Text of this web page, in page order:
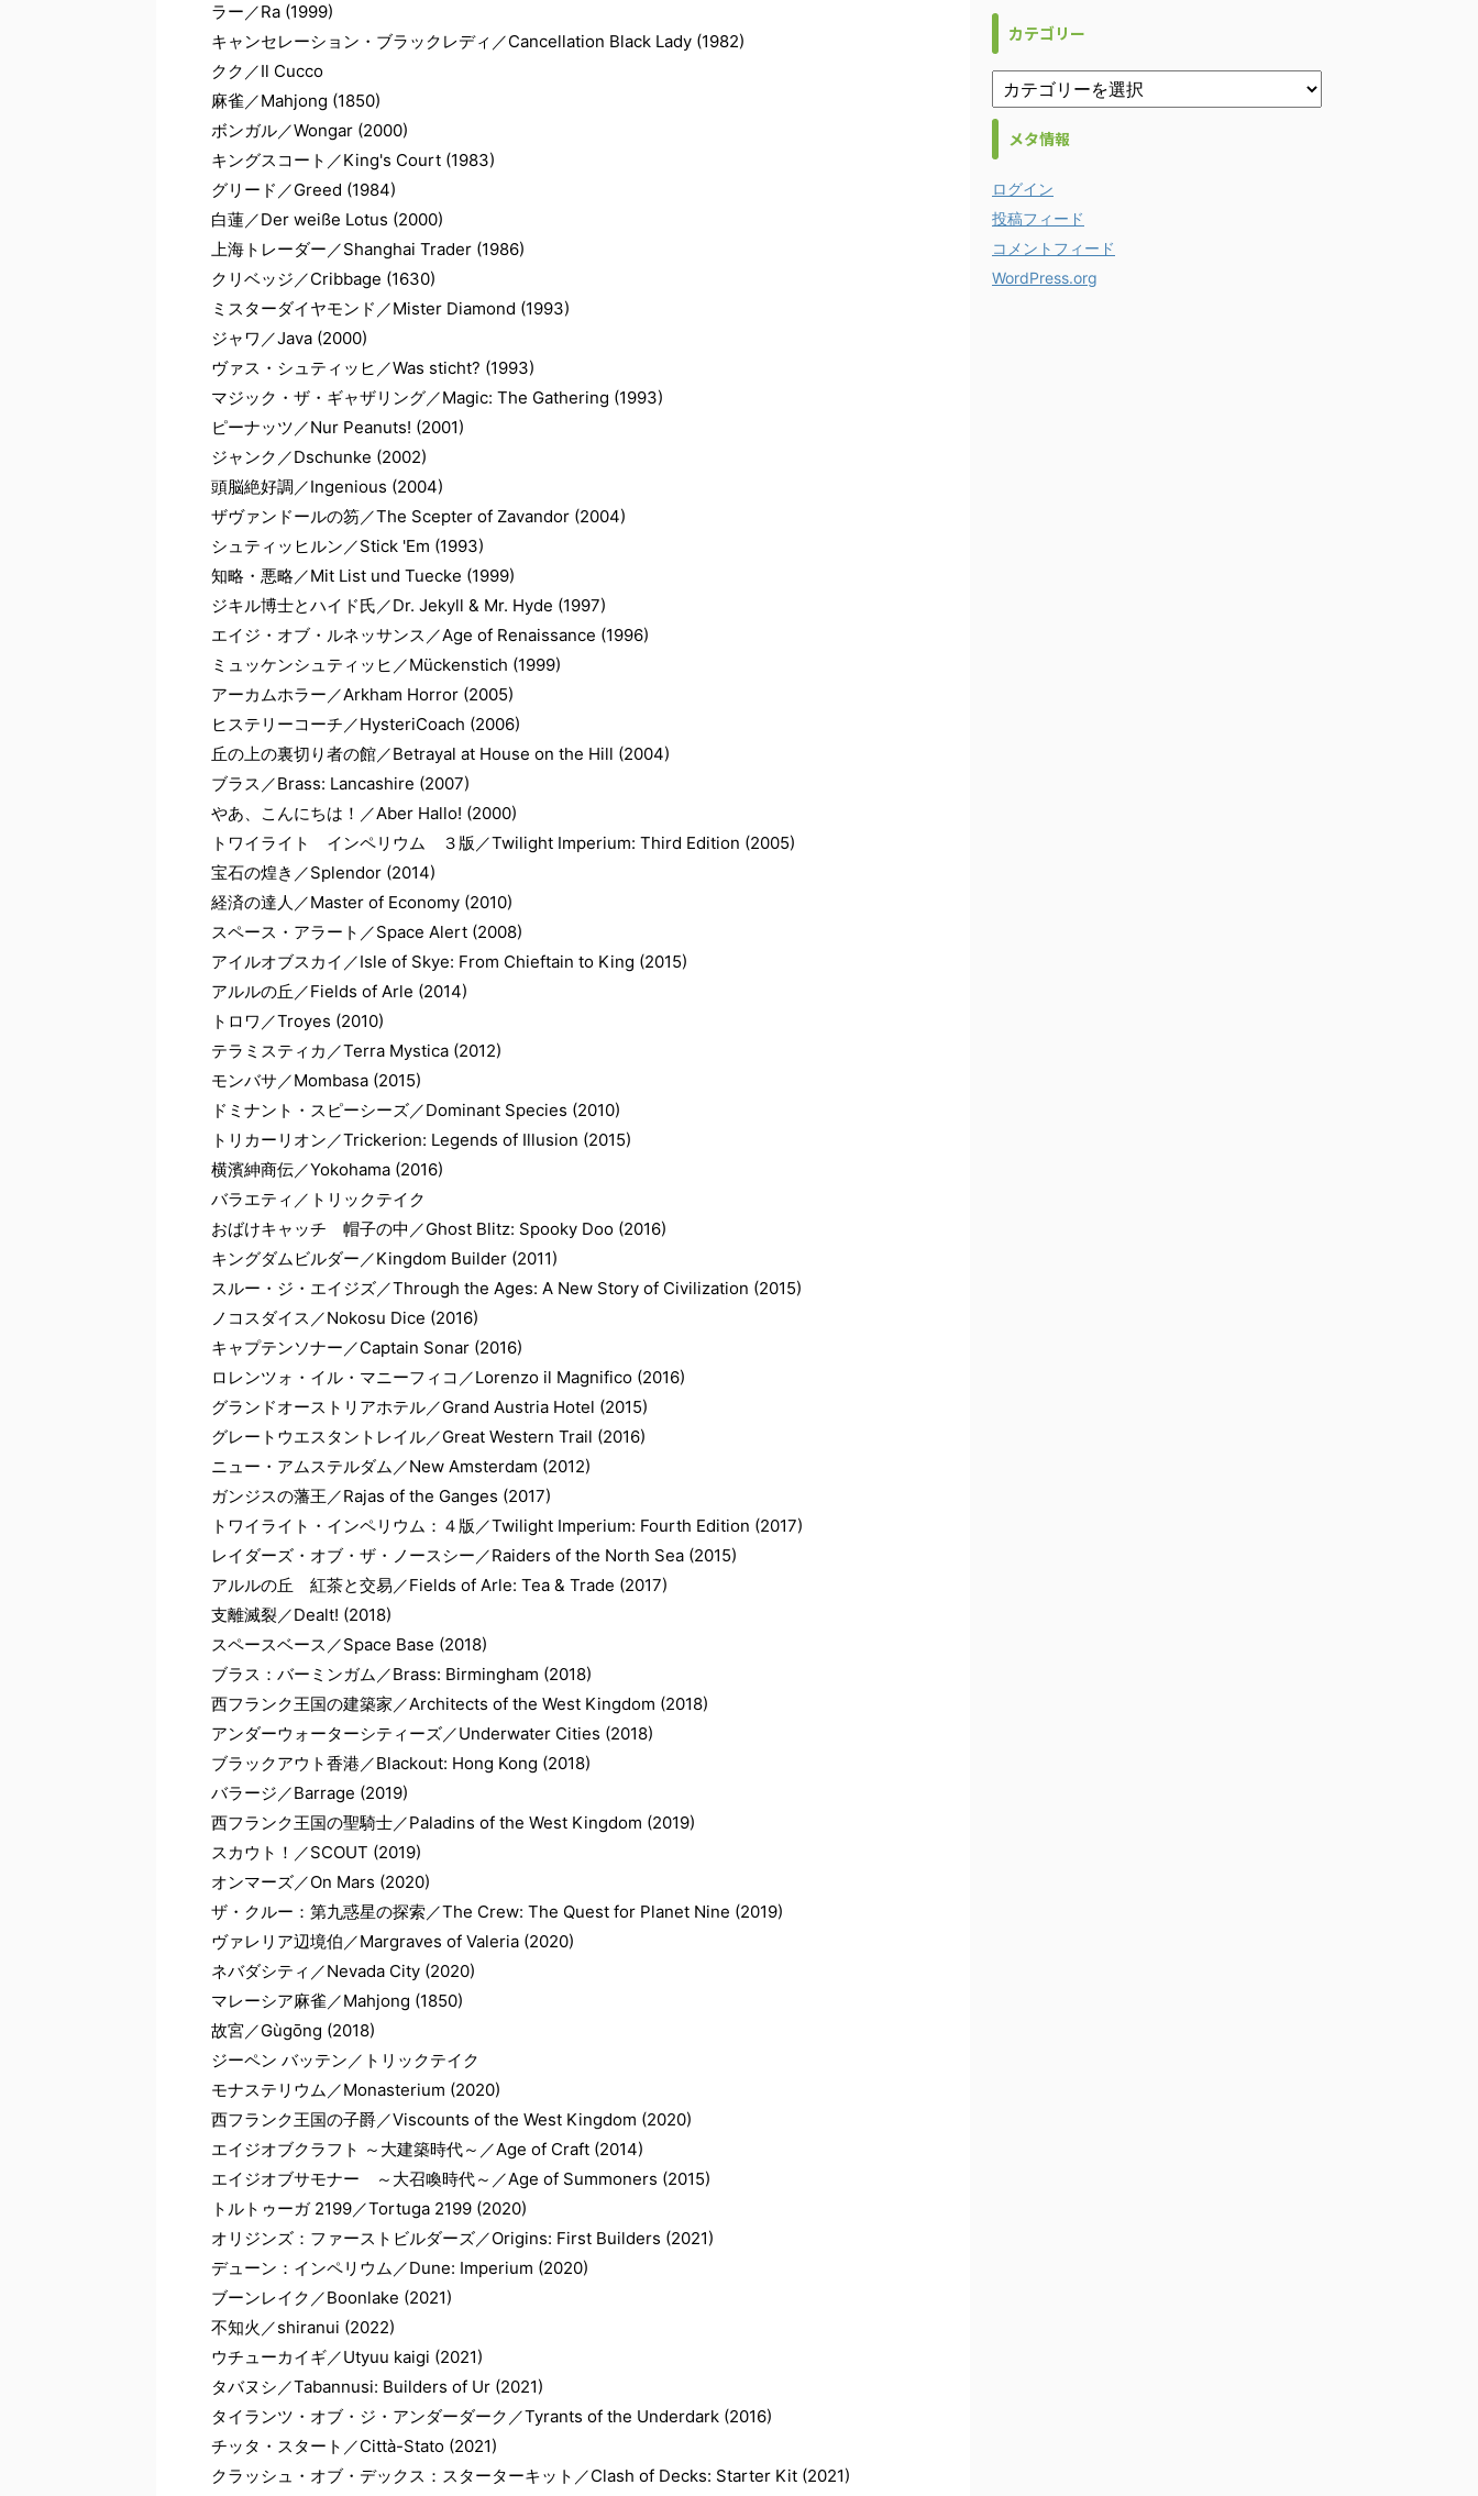
ラー／Ra (1999)
キャンセレーション・ブラックレディ／Cancellation Black Lady (1982)
クク／Il Cucco
麻雀／Mahjong (1850)
ボンガル／Wongar (2000)
キングスコート／King's Court (1983)
グリード／Greed (1984)
白蓮／Der weiße Lotus (2000)
上海トレーダー／Shanghai Trader (1986)
クリベッジ／Cribbage (1630)
ミスターダイヤモンド／Mister Diamond (1993)
ジャワ／Java (2000)
ヴァス・シュティッヒ／Was sticht? (1993)
マジック・ザ・ギャザリング／Magic: The Gathering (1993)
ピーナッツ／Nur Peanuts! (2001)
ジャンク／Dschunke (2002)
頭脳絶好調／Ingenious (2004)
ザヴァンドールの笏／The Scepter of Zavandor (2004)
シュティッヒルン／Stick 'Em (1993)
知略・悪略／Mit List und Tuecke (1999)
ジキル博士とハイド氏／Dr. Jekyll & Mr. Hyde (1997)
エイジ・オブ・ルネッサンス／Age of Renaissance (1996)
ミュッケンシュティッヒ／Mückenstich (1999)
アーカムホラー／Arkham Horror (2005)
ヒステリーコーチ／HysteriCoach (2006)
丘の上の裏切り者の館／Betrayal at House on the Hill (2004)
ブラス／Brass: Lancashire (2007)
やあ、こんにちは！／Aber Hallo! (2000)
トワイライト インペリウム ３版／Twilight Imperium: Third Edition (2005)
宝石の煌き／Splendor (2014)
経済の達人／Master of Economy (2010)
スペース・アラート／Space Alert (2008)
アイルオブスカイ／Isle of Skye: From Chieftain to King (2015)
アルルの丘／Fields of Arle (2014)
トロワ／Troyes (2010)
テラミスティカ／Terra Mystica (2012)
モンバサ／Mombasa (2015)
ドミナント・スピーシーズ／Dominant Species (2010)
トリカーリオン／Trickerion: Legends of Illusion (2015)
横濱紳商伝／Yokohama (2016)
バラエティ／トリックテイク
おばけキャッチ 帽子の中／Ghost Blitz: Spooky Doo (2016)
キングダムビルダー／Kingdom Builder (2011)
スルー・ジ・エイジズ／Through the Ages: A New Story of Civilization (2015)
ノコスダイス／Nokosu Dice (2016)
キャプテンソナー／Captain Sonar (2016)
ロレンツォ・イル・マニーフィコ／Lorenzo il Magnifico (2016)
グランドオーストリアホテル／Grand Austria Hotel (2015)
グレートウエスタントレイル／Great Western Trail (2016)
ニュー・アムステルダム／New Amsterdam (2012)
ガンジスの藩王／Rajas of the Ganges (2017)
トワイライト・インペリウム：４版／Twilight Imperium: Fourth Edition (2017)
レイダーズ・オブ・ザ・ノースシー／Raiders of the North Sea (2015)
アルルの丘 紅茶と交易／Fields of Arle: Tea & Trade (2017)
支離滅裂／Dealt! (2018)
スペースベース／Space Base (2018)
ブラス：バーミンガム／Brass: Birmingham (2018)
西フランク王国の建築家／Architects of the West Kingdom (2018)
アンダーウォーターシティーズ／Underwater Cities (2018)
ブラックアウト香港／Blackout: Hong Kong (2018)
バラージ／Barrage (2019)
西フランク王国の聖騎士／Paladins of the West Kingdom (2019)
スカウト！／SCOUT (2019)
オンマーズ／On Mars (2020)
ザ・クルー：第九惑星の探索／The Crew: The Quest for Planet Nine (2019)
ヴァレリア辺境伯／Margraves of Valeria (2020)
ネバダシティ／Nevada City (2020)
マレーシア麻雀／Mahjong (1850)
故宮／Gùgōng (2018)
ジーペン バッテン／トリックテイク
モナステリウム／Monasterium (2020)
西フランク王国の子爵／Viscounts of the West Kingdom (2020)
エイジオブクラフト ～大建築時代～／Age of Craft (2014)
エイジオブサモナー ～大召喚時代～／Age of Summoners (2015)
トルトゥーガ 2199／Tortuga 2199 (2020)
オリジンズ：ファーストビルダーズ／Origins: First Builders (2021)
デューン：インペリウム／Dune: Imperium (2020)
ブーンレイク／Boonlake (2021)
不知火／shiranui (2022)
ウチューカイギ／Utyuu kaigi (2021)
タバヌシ／Tabannusi: Builders of Ur (2021)
タイランツ・オブ・ジ・アンダーダーク／Tyrants of the Underdark (2016)
チッタ・スタート／Città-Stato (2021)
クラッシュ・オブ・デックス：スターターキット／Clash of Decks: Starter Kit (2021)
カテゴリー
メタ情報
ログイン
投稿フィード
コメントフィード
WordPress.org